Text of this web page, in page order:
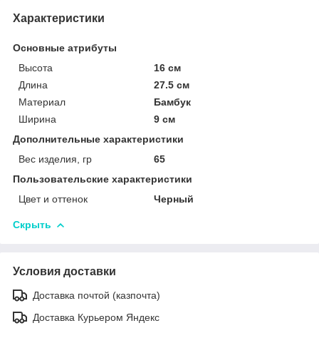
Характеристики
Основные атрибуты
Высота
16 см
Длина
27.5 см
Материал
Бамбук
Ширина
9 см
Дополнительные характеристики
Вес изделия, гр
65
Пользовательские характеристики
Цвет и оттенок
Черный
Скрыть
Условия доставки
Доставка почтой (казпочта)
Доставка Курьером Яндекс